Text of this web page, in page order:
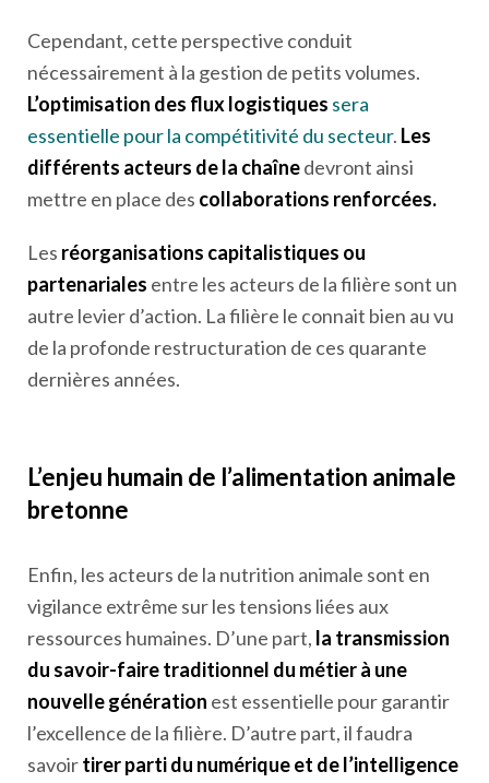
Cependant, cette perspective conduit
nécessairement à la gestion de petits volumes.
L’optimisation des flux logistiques sera
essentielle pour la compétitivité du secteur. Les
différents acteurs de la chaînedevront ainsi
mettre en place des collaborations renforcées.
Les réorganisations capitalistiques ou
partenariales entre les acteurs de la filière sont un
autre levier d’action. La filière le connait bien au vu
de la profonde restructuration de ces quarante
dernières années.
L’enjeu humain de l’alimentation animale
bretonne
Enfin, les acteurs de la nutrition animale sont en
vigilance extrême sur les tensions liées aux
ressources humaines. D’une part, la transmission
du savoir-faire traditionnel du métier à une
nouvelle génération est essentielle pour garantir
l’excellence de la filière. D’autre part, il faudra
savoirtirer parti du numérique et de l’intelligence